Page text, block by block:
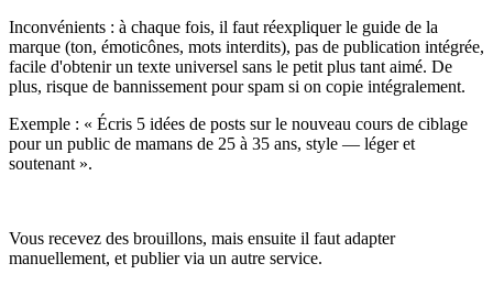
Inconvénients : à chaque fois, il faut réexpliquer le guide de la
marque (ton, émoticônes, mots interdits), pas de publication intégrée,
facile d'obtenir un texte universel sans le petit plus tant aimé. De
plus, risque de bannissement pour spam si on copie intégralement.
Exemple : « Écris 5 idées de posts sur le nouveau cours de ciblage
pour un public de mamans de 25 à 35 ans, style — léger et
soutenant ».
Vous recevez des brouillons, mais ensuite il faut adapter
manuellement, et publier via un autre service.